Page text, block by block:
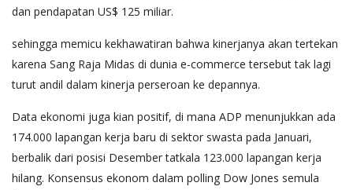
dan pendapatan US$ 125 miliar.
sehingga memicu kekhawatiran bahwa kinerjanya akan tertekan
karena Sang Raja Midas di dunia e-commerce tersebut tak lagi
turut andil dalam kinerja perseroan ke depannya.
Data ekonomi juga kian positif, di mana ADP menunjukkan ada
174.000 lapangan kerja baru di sektor swasta pada Januari,
berbalik dari posisi Desember tatkala 123.000 lapangan kerja
hilang. Konsensus ekonom dalam polling Dow Jones semula